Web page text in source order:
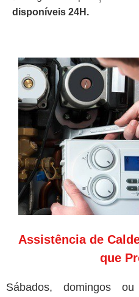
disponíveis 24H.
Assistência de
que
Sábados, domingos